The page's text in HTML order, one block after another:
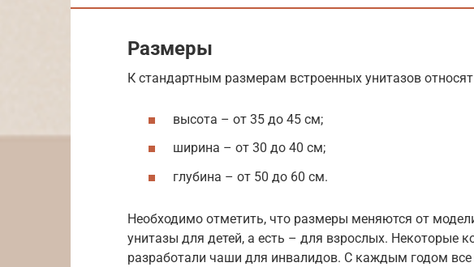
Размеры
К стандартным размерам встроенных унитазов
высота – от 35 до 45 см;
ширина – от 30 до 40 см;
глубина – от 50 до 60 см.
Необходимо отметить, что размеры меняются от
унитазы для детей, а есть – для взрослых. Некоторые
разработали чаши для инвалидов. С каждым годом все